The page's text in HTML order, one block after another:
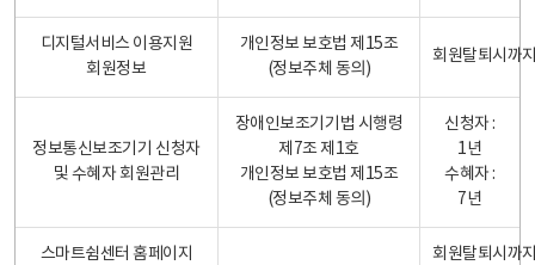
디지털서비스 이용지원
회원정보
개인정보 보호법 제15조
(정보주체 동의)
회원탈퇴시까
정보통신보조기기 신청자
및 수혜자 회원관리
장애인보조기기법 시행령
제7조 제1호
개인정보 보호법 제15조
(정보주체 동의)
신청자 :
1년
수혜자 :
7년
스마트쉼센터 홈페이지
회원탈퇴시까